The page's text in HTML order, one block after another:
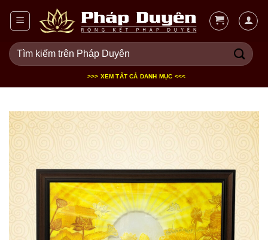
dung
Tìm
kiếm:
>>> XEM TẤT CẢ DANH MỤC <<<